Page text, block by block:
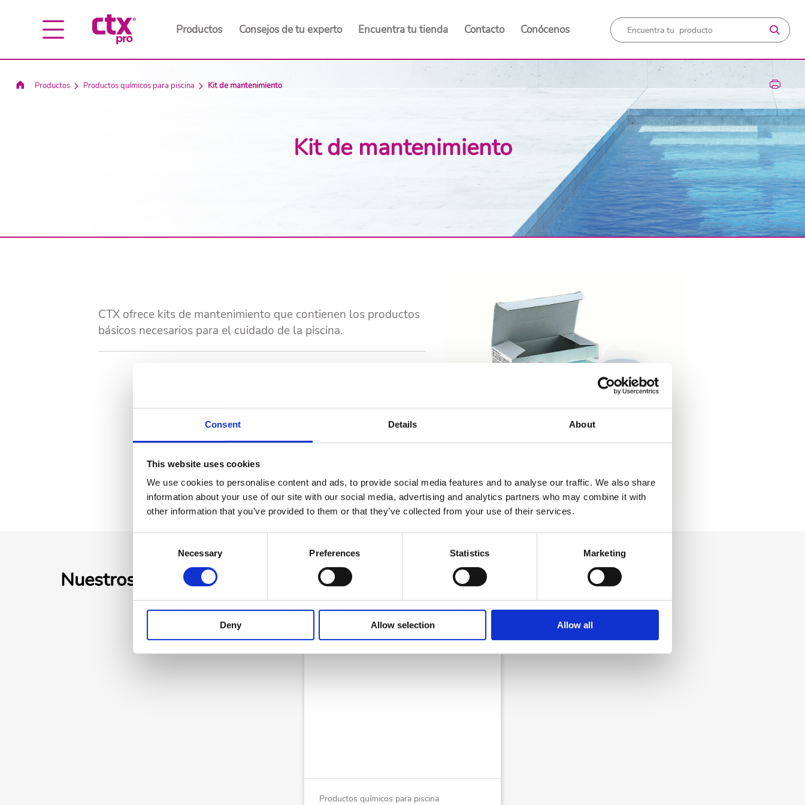
Consent Details About
This website uses cookies
We use cookies to personalise content and ads, to provide social media features and to analyse our traffic. We also share
information about your use of our site with our social media, advertising and analytics partners who may combine it with
other information that you’ve provided to them or that they’ve collected from your use of their services.
Necessary Preferences Statistics Marketing
Deny Allow selection Allow all
Productos Consejos de tu experto Encuentra tu tienda Contacto Conócenos
Productos Productos químicos para piscina Kit de mantenimiento
Kit de mantenimiento
CTX ofrece kits de mantenimiento que contienen los productos
básicos necesarios para el cuidado de la piscina.
Nuestros productos
Productos químicos para piscina